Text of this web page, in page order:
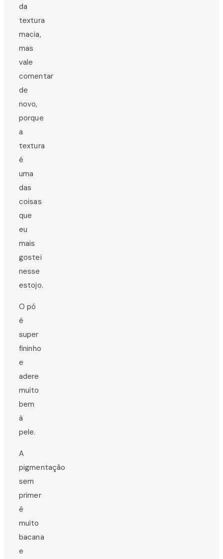
da
textura
macia,
mas
vale
comentar
de
novo,
porque
a
textura
é
uma
das
coisas
que
eu
mais
gostei
nesse
estojo.
O pó
é
super
fininho
e
adere
muito
bem
à
pele.
A
pigmentação
sem
primer
é
muito
bacana
e